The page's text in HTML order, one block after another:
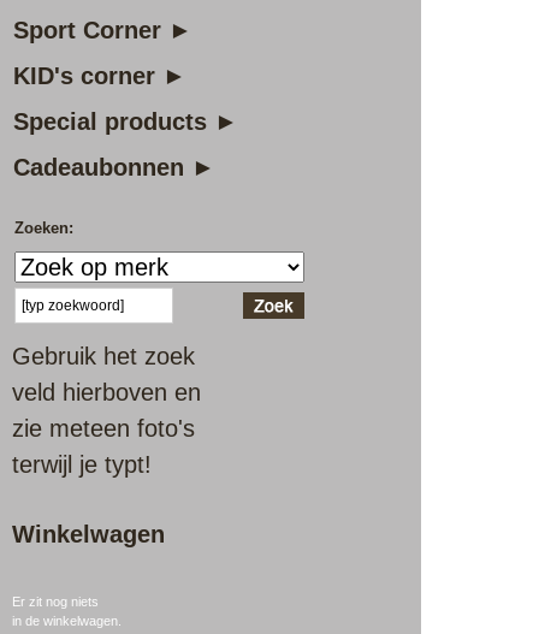
Sport Corner ►
KID's corner ►
Special products ►
Cadeaubonnen ►
Zoeken:
Gebruik het zoek
veld hierboven en
zie meteen foto's
terwijl je typt!
Winkelwagen
Er zit nog niets
in de winkelwagen.